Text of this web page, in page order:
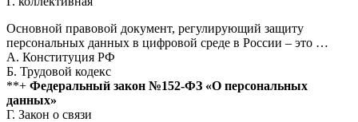
Основной правовой документ, регулирующий защиту
персональных данных в цифровой среде в России – это …
А. Конституция РФ
Б. Трудовой кодекс
**+ Федеральный закон №152-ФЗ «О персональных
данных»
Г. Закон о связи